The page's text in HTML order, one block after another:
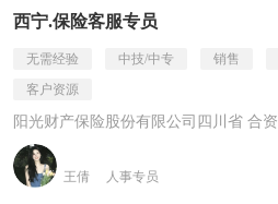
西宁.保险客服专员
无需经验 中技/中专 销售
客户资源
阳光财产保险股份有限公司四川省 合资
王倩 人事专员